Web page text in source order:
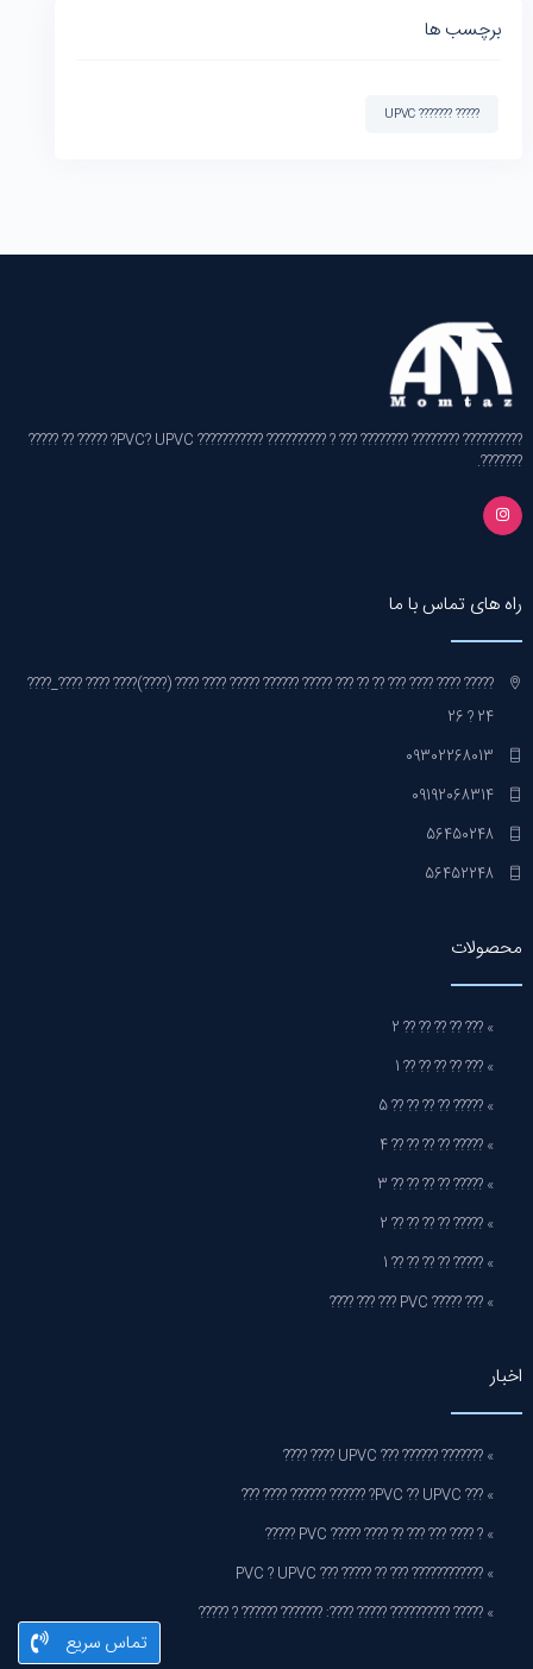
برچسب ها
????? ??????? UPVC
?????????? ???????? ???????? ??? ? ?????????? ??????????? PVC? UPVC? ????? ?? ?????
???????.
راه های تماس با ما
????? ???? ???? ??? ?? ?? ??? ????? ?????? ????? ???? ???? (????)???? ???? ????_????
24 ? 26
09302268013
09192068314
56450248
56452248
محصولات
» ??? ?? ?? ?? ?? 2
» ??? ?? ?? ?? ?? 1
» ????? ?? ?? ?? ?? 5
» ????? ?? ?? ?? ?? 4
» ????? ?? ?? ?? ?? 3
» ????? ?? ?? ?? ?? 2
» ????? ?? ?? ?? ?? 1
» ??? ????? PVC ??? ??? ????
اخبار
» ??????? ?????? ??? UPVC ???? ????
» ??? PVC ?? UPVC? ?????? ?????? ???? ???
» ? ???? ??? ??? ?? ???? ????? PVC ?????
» ???????????? ??? ?? ????? ??? PVC ? UPVC
» ????? ?????????? ????? ????: ??????? ?????? ? ?????
تماس سریع